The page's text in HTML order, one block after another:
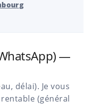
—
délai). Je vous
(général